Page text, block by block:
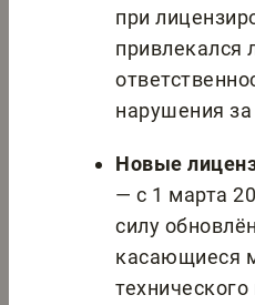
при
привлекался
нарушения
Новые
— с 1 марта
силу
касающиеся